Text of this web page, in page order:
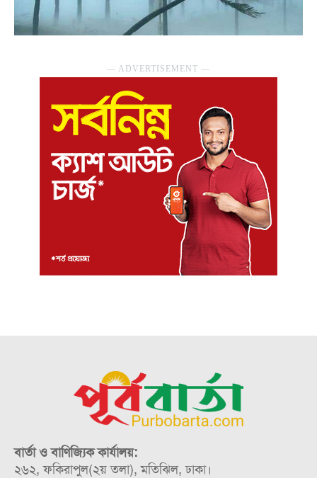
― ADVERTISEMENT ―
বার্তা ও বাণিজ্যিক কার্যালয়:
২৬২, ফকিরাপুল(২য় তলা), মতিঝিল, ঢাকা।